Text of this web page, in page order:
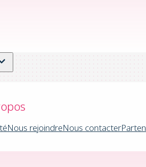
Nous rejoindreNous contacter